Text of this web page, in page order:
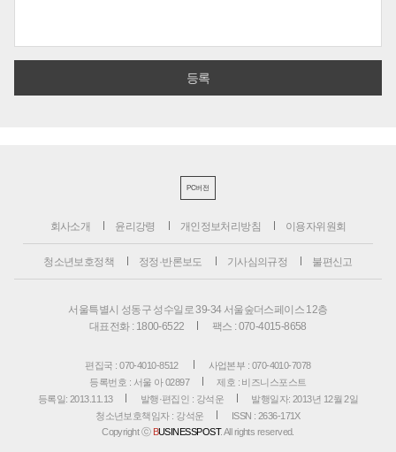
PC버전
회사소개 윤리강령 개인정보처리방침 이용자위원회
청소년보호정책 정정·반론보도 기사심의규정 불편신고
서울특별시 성동구 성수일로 39-34 서울숲더스페이스 12층
대표전화 : 1800-6522
팩스 : 070-4015-8658
편집국 : 070-4010-8512
사업본부 : 070-4010-7078
등록번호 : 서울 아 02897
제호 : 비즈니스포스트
등록일: 2013.11.13
발행·편집인 : 강석운
발행일자: 2013년 12월 2일
청소년보호책임자 : 강석운
ISSN : 2636-171X
Copyright ⓒ BUSINESSPOST. All rights reserved.